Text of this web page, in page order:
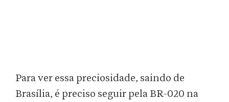
Para ver essa preciosidade, saindo de
Brasília, é preciso seguir pela BR-020 na